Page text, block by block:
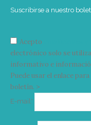
Suscribirse a nuestro
Acepto
electrónico solo se
informativo e
Puede usar el enlace
boletín. >
E-mail*